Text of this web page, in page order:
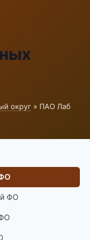
округ » ПАО Лаб
ФО